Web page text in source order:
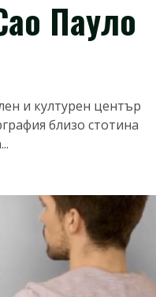
Пауло
и културен център
близо стотина